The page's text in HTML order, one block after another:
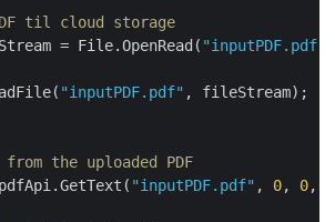
til cloud storage
= File.OpenRead( "inputPDF.pdf"
"inputPDF.pdf" , fileStream);
the uploaded PDF
"inputPDF.pdf" , 0, 0,